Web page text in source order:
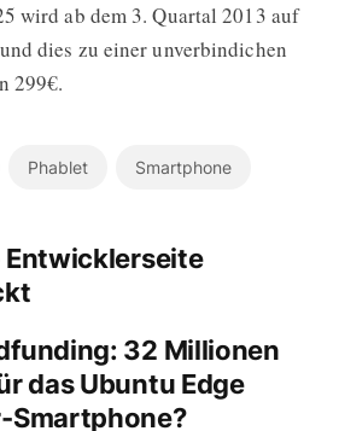
wird ab dem 3. Quartal 2013 auf
dies zu einer unverbindichen
299€.
Phablet Smartphone
Entwicklerseite
32 Millionen
das Ubuntu Edge
Smartphone?